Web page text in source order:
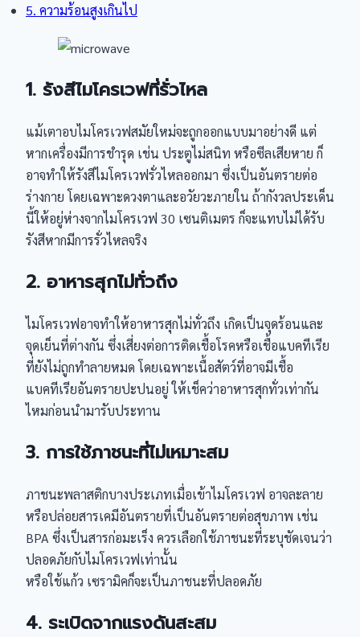
5. ความร้อนสูงเกินไป
1. รังสีไมโครเวฟที่รั่วไหล
แม้เตาอบไมโครเวฟสมัยใหม่จะถูกออกแบบมาอย่างดี แต่
หากเครื่องมีการชำรุด เช่น ประตูไม่สนิท หรือซีลเสียหาย ก็
อาจทำให้รังสีไมโครเวฟรั่วไหลออกมา ซึ่งเป็นอันตรายต่อ
ร่างกาย โดยเฉพาะดวงตาและอวัยวะภายใน ถ้ากังวลประเด็น
นี้ให้อยู่ห่างจากไมโครเวฟ 30 เซนติเมตร ก็จะแทบไม่ได้รับ
รังสีหากมีการรั่วไหลจริง
2. อาหารสุกไม่ทั่วถึง
ไมโครเวฟอาจทำให้อาหารสุกไม่ทั่วถึง เกิดเป็นจุดร้อนและ
จุดเย็นที่ต่างกัน ซึ่งเสี่ยงต่อการติดเชื้อโรคหรือเชื้อแบคทีเรีย
ที่ยังไม่ถูกทำลายหมด โดยเฉพาะเนื้อสัตว์ที่อาจมีเชื้อ
แบคทีเรียอันตรายปะปนอยู่ ให้เช็คว่าอาหารสุกทั่วเท่ากัน
ไหมก่อนนำมารับประทาน
3. การใช้ภาชนะที่ไม่เหมาะสม
ภาชนะพลาสติกบางประเภทเมื่อเข้าไมโครเวฟ อาจละลาย
หรือปล่อยสารเคมีอันตรายที่เป็นอันตรายต่อสุขภาพ เช่น
BPA ซึ่งเป็นสารก่อมะเร็ง ควรเลือกใช้ภาชนะที่ระบุชัดเจนว่า
ปลอดภัยกับไมโครเวฟเท่านั้น
หรือใช้แก้ว เซรามิคก็จะเป็นภาชนะที่ปลอดภัย
4. ระเบิดจากแรงดันสะสม